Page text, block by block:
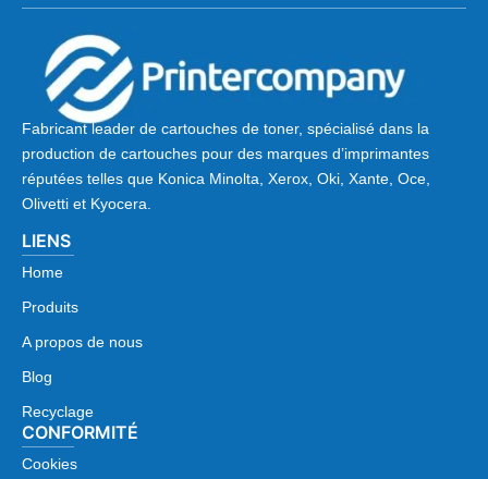
Fabricant leader de cartouches de toner, spécialisé dans la
production de cartouches pour des marques d’imprimantes
réputées telles que Konica Minolta, Xerox, Oki, Xante, Oce,
Olivetti et Kyocera.
LIENS
Home
Produits
A propos de nous
Blog
Recyclage
CONFORMITÉ
Cookies